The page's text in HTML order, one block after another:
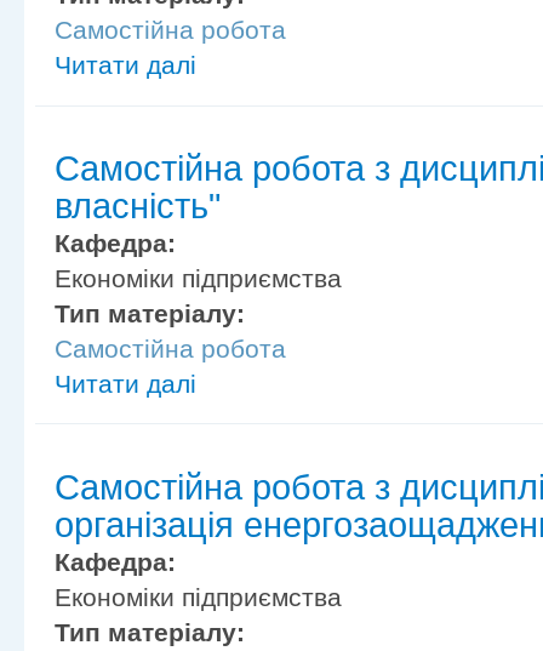
Самостійна робота
Читати далі
Самостійна робота з
власність"
Кафедра:
Економіки підприємства
Тип матеріалу:
Самостійна робота
Читати далі
Самостійна робота з
організація
Кафедра:
Економіки підприємства
Тип матеріалу: